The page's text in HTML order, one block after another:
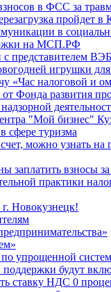
в ФСС за
пройдет в
в
на МСП.РФ
с представителем
игрушки
«Час налоговой и
Фонда развития
"Мой бизнес"
сфере туризма
можно узнать
заплатить взносы за
практики
Новокузнецк!
упрощенной
будут
ставку НДС 0